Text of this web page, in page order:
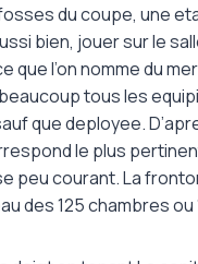
du coupe, une
bien, jouer sur le
que l’on nomme du
tous les
que deployee.
le plus
peu courant. La
des 125 chambres